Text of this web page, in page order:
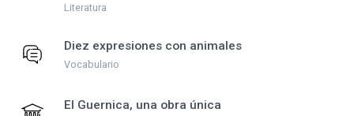
Literatura
Diez expresiones con animales
Vocabulario
El Guernica, una obra única